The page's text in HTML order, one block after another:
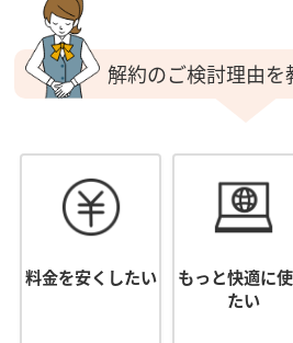
解約のご検討理由を
料金を安くしたい
もっと快適に
たい